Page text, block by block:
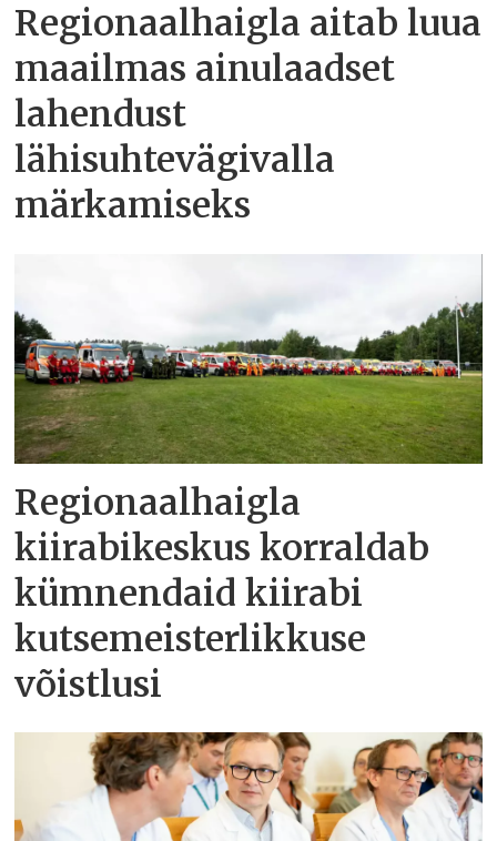
Regionaalhaigla aitab luua
maailmas ainulaadset
lahendust
lähisuhtevägivalla
märkamiseks
Regionaalhaigla
kiirabikeskus korraldab
kümnendaid kiirabi
kutsemeisterlikkuse
võistlusi